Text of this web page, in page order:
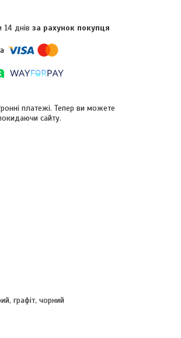
14 днів за рахунок покупця
платежі. Тепер ви можете
сайту.
графіт, чорний